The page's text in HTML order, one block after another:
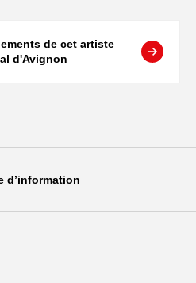
de cet artiste
d'Avignon
d’information